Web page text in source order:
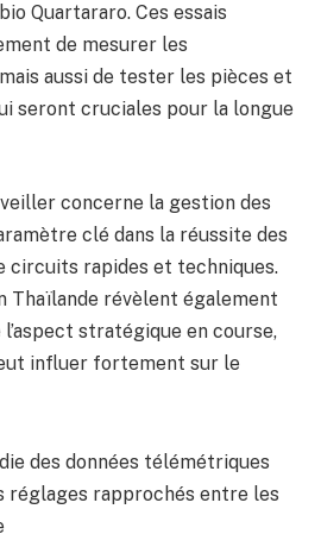
Quartararo. Ces essais
de mesurer les
aussi de tester les pièces et
seront cruciales pour la longue
concerne la gestion des
clé dans la réussite des
circuits rapides et techniques.
Thaïlande révèlent également
stratégique en course,
influer fortement sur le
des données télémétriques
réglages rapprochés entre les